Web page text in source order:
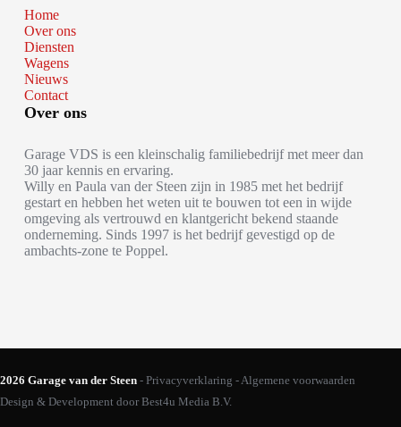
Home
Over ons
Diensten
Wagens
Nieuws
Contact
Over ons
Garage VDS is een kleinschalig familiebedrijf met meer dan
30 jaar kennis en ervaring.
Willy en Paula van der Steen zijn in 1985 met het bedrijf
gestart en hebben het weten uit te bouwen tot een in wijde
omgeving als vertrouwd en klantgericht bekend staande
onderneming. Sinds 1997 is het bedrijf gevestigd op de
ambachts-zone te Poppel.
2026 Garage van der Steen - Privacyverklaring -Algemene voorwaarden
Design & Development doorBest4u Media B.V.